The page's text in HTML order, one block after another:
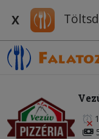
X